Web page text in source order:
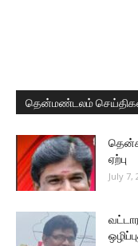
தென்மண்டலம்
ஏற்பு
July 7,